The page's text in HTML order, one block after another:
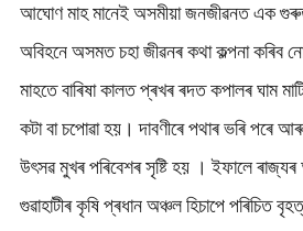
আঘোণ মাহ মানেই অসমীয়া জনজীৱনত এক
অবিহনে অসমত চহা জীৱনৰ কথা কল্পনা কৰিব
মাহতে বাৰিষা কালত প্ৰখৰ ৰদত কপালৰ ঘাম
কটা বা চপোৱা হয়। দাবণীৰে পথাৰ ভৰি
উৎসৱ মুখৰ পৰিবেশৰ সৃষ্টি হয় । ইফালে
গুৱাহাটীৰ কৃষি প্ৰধান অঞ্চল হিচাপে পৰিচিত